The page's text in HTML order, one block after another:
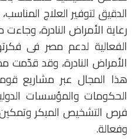
الدقيق لتوفير العلاج
الفعالية لدعم مصر فى
الأمراض النادرة، وقد قدّمت
هذا المجال عبر مشاريع
الحكومات والمؤسسات
فرص التشخيص المبكر
وفعالة.